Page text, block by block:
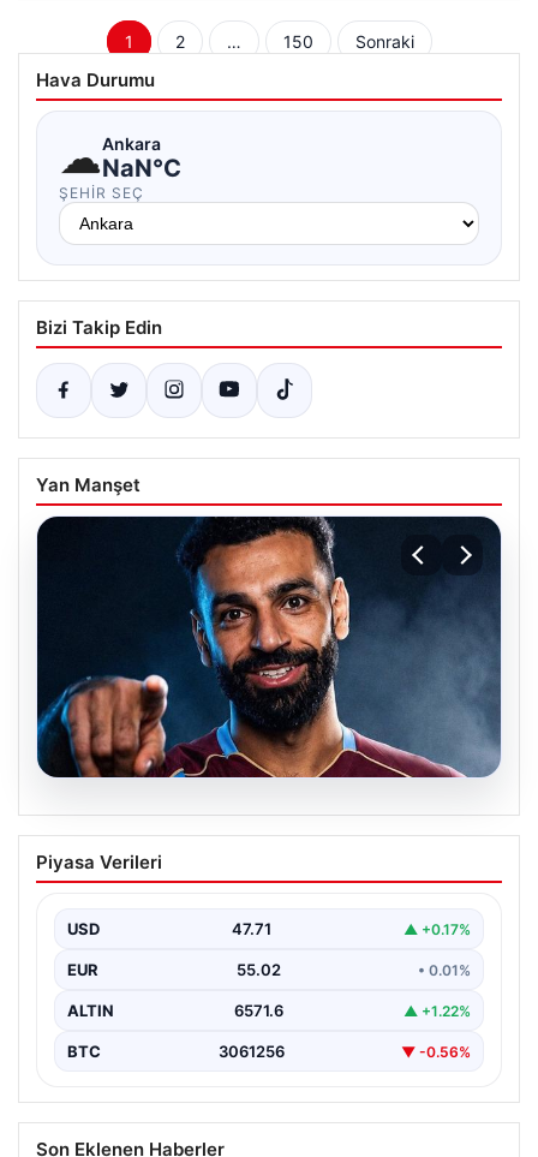
Yazı
sayfalaması
1 2 … 150 Sonraki
Hava Durumu
☁Ankara
NaN°C
ŞEHIR SEÇ
Bizi Takip Edin
Yan Manşet
05.08.2026
Tatlı Krizlerine Serinlik Katan Lezzet:
Çikolatalı Çilekli Magnolia Tarifi
severlerin favorisi haline gelen günümüzün popüler
tatlılarından…
Piyasa Verileri
USD 47.71 ▲ +0.17%
EUR 55.02 • 0.01%
ALTIN 6571.6 ▲ +1.22%
BTC 3061256 ▼ -0.56%
Son Eklenen Haberler